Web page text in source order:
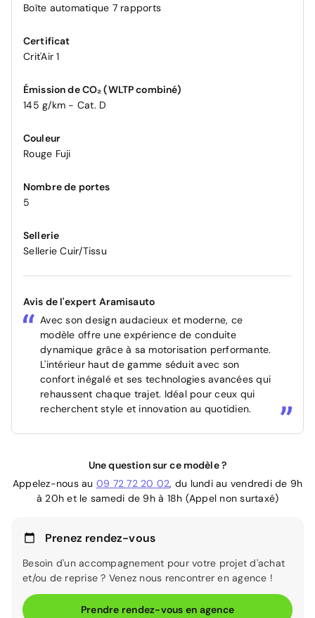
Boîte automatique 7 rapports
Certificat
Crit'Air 1
Émission de CO₂ (WLTP combiné)
145 g/km - Cat. D
Couleur
Rouge Fuji
Nombre de portes
5
Sellerie
Sellerie Cuir/Tissu
Avis de l'expert Aramisauto
Avec son design audacieux et moderne, ce
modèle offre une expérience de conduite
dynamique grâce à sa motorisation performante.
L'intérieur haut de gamme séduit avec son
confort inégalé et ses technologies avancées qui
rehaussent chaque trajet. Idéal pour ceux qui
recherchent style et innovation au quotidien.
Une question sur ce modèle ?
Appelez-nous au 09 72 72 20 02, du lundi au vendredi de 9h
à 20h et le samedi de 9h à 18h (Appel non surtaxé)
Prenez rendez-vous
Besoin d'un accompagnement pour votre projet d'achat
et/ou de reprise ? Venez nous rencontrer en agence !
Prendre rendez-vous en agence